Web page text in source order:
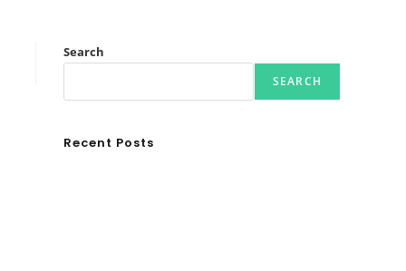
Search
SEARCH
Recent Posts